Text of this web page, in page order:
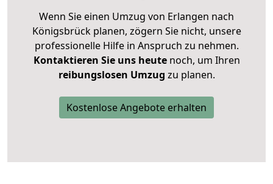
Wenn Sie einen Umzug von Erlangen nach
Königsbrück planen, zögern Sie nicht, unsere
professionelle Hilfe in Anspruch zu nehmen.
Kontaktieren Sie uns heutenoch, um Ihren
reibungslosen Umzug zu planen.
Kostenlose Angebote erhalten